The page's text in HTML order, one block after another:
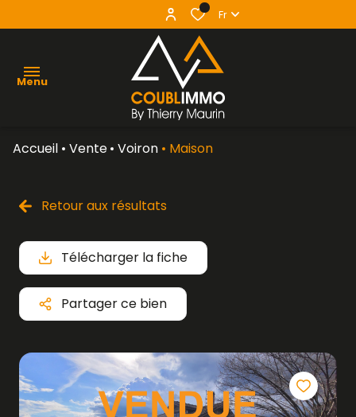
Fr
Menu
acheter
louer
contact
Accueil Vente Voiron Maison
Retour aux résultats
Télécharger la fiche
Partager ce bien